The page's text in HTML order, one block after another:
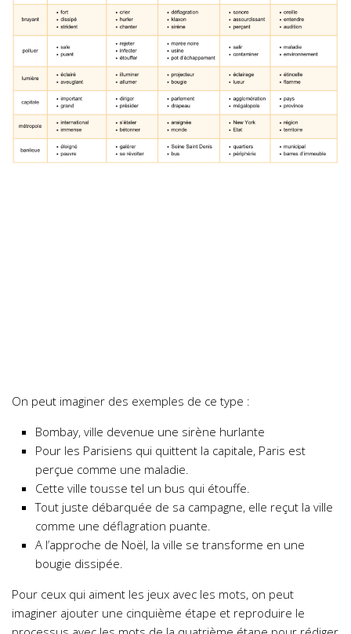
On peut imaginer des exemples de ce type :
Bombay, ville devenue une sirène hurlante
Pour les Parisiens qui quittent la capitale, Paris est
perçue comme une maladie.
Cette ville tousse tel un bus qui étouffe.
Tout juste débarquée de sa campagne, elle reçut la ville
comme une déflagration puante.
A l’approche de Noël, la ville se transforme en une
bougie dissipée.
Pour ceux qui aiment les jeux avec les mots, on peut
imaginer ajouter une cinquième étape et reproduire le